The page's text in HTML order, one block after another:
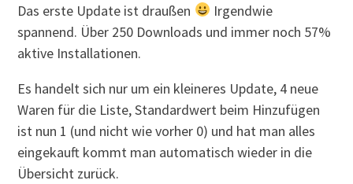
Das erste Update ist draußen
Irgendwie
spannend. Über 250 Downloads und immer noch 57%
aktive Installationen.
Es handelt sich nur um ein kleineres Update, 4 neue
Waren für die Liste, Standardwert beim Hinzufügen
ist nun 1 (und nicht wie vorher 0) und hat man alles
eingekauft kommt man automatisch wieder in die
Übersicht zurück.